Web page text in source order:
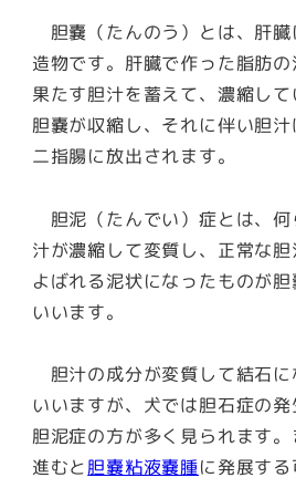
胆嚢（たんのう）とは、肝
造物です。肝臓で作った脂肪
果たす胆汁を蓄えて、濃縮し
胆嚢が収縮し、それに伴い胆
二指腸に放出されます。
胆泥（たんでい）症とは、何
汁が濃縮して変質し、正常な
よばれる泥状になったものが
いいます。
胆汁の成分が変質して結石に
いいますが、犬では胆石症の発
胆泥症の方が多く見られます
進むと胆嚢粘液嚢腫に発展す